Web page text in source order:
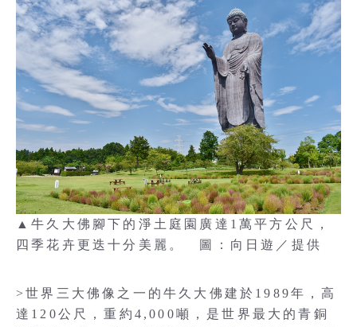
▲牛久大佛腳下的淨土庭園廣達1萬平方公尺，
四季花卉更迭十分美麗。 圖：向日遊／提供
>世界三大佛像之一的牛久大佛建於1989年，高
達120公尺，重約4,000噸，是世界最大的青銅